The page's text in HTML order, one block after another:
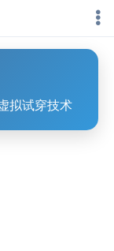
拟试穿技术